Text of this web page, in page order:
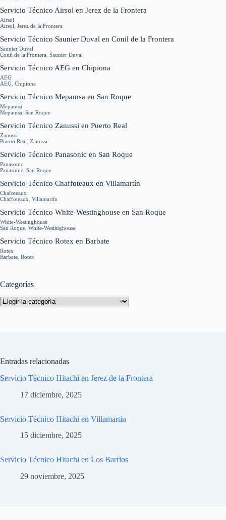
Servicio Técnico Airsol en Jerez de la Frontera
Airsol
Airsol Jerez de la Frontera
Servicio Técnico Saunier Duval en Conil de la Frontera
Saunier Duval
Conil de la Frontera Saunier Duval
Servicio Técnico AEG en Chipiona
AEG
AEG Chipiona
Servicio Técnico Mepamsa en San Roque
Mepamsa
Mepamsa San Roque
Servicio Técnico Zanussi en Puerto Real
Zanussi
Puerto Real Zanussi
Servicio Técnico Panasonic en San Roque
Panasonic
Panasonic San Roque
Servicio Técnico Chaffoteaux en Villamartín
Chafoteaux
Chaffoteaux Villamartín
Servicio Técnico White-Westinghouse en San Roque
White-Westinghouse
San Roque White-Westinghouse
Servicio Técnico Rotex en Barbate
Rotex
Barbate Rotex
Categorías
Categorías
Entradas relacionadas
Servicio Técnico Hitachi en Jerez de la Frontera
17 diciembre, 2025
Servicio Técnico Hitachi en Villamartín
15 diciembre, 2025
Servicio Técnico Hitachi en Los Barrios
29 noviembre, 2025